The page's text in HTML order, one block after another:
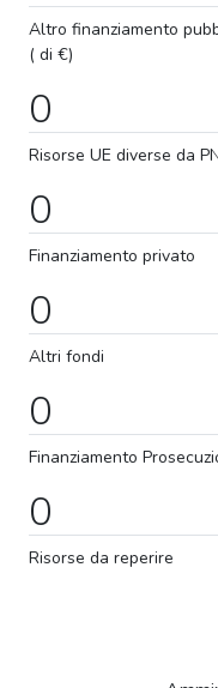
Altro finanziamento
( di €)
0
Risorse UE diverse da
0
Finanziamento privato
0
Altri fondi
0
Finanziamento
0
Risorse da reperire